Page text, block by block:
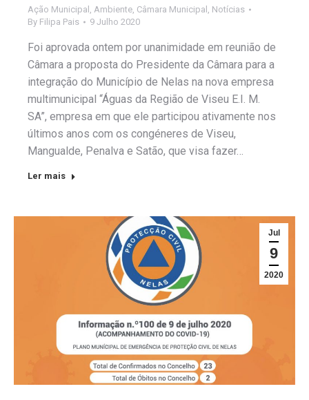
Ação Municipal Ambiente Câmara Municipal Notícias
By Filipa Pais 9 Julho 2020
Foi aprovada ontem por unanimidade em reunião de
Câmara a proposta do Presidente da Câmara para a
integração do Município de Nelas na nova empresa
multimunicipal “Águas da Região de Viseu E.I. M.
SA”, empresa em que ele participou ativamente nos
últimos anos com os congéneres de Viseu,
Mangualde, Penalva e Satão, que visa fazer…
Ler mais
Jul
9
2020